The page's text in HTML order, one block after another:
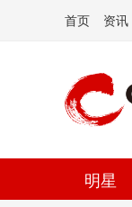
首页 资讯
明星